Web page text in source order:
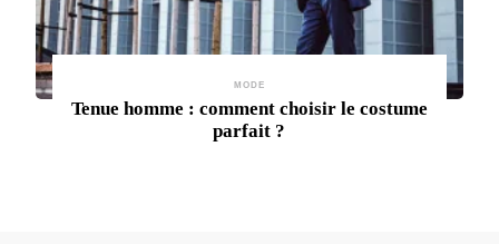
MODE
Tenue homme : comment choisir le costume
parfait ?